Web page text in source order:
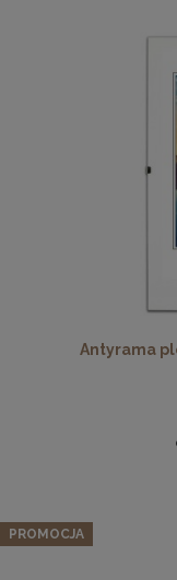
Drewniana,
Antyrama
PROMOCJA